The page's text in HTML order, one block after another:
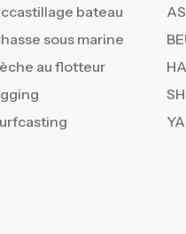
bateau
sous marine
au flotteur